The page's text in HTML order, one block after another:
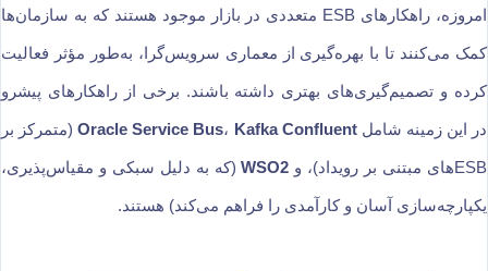
امروزه، راهکارهای ESB متعددی در بازار موجود هستند که به سازمان‌ها
کمک می‌کنند تا با بهره‌گیری از معماری سرویس‌گرا، به‌طور مؤثر فعالیت
کرده و تصمیم‌گیری‌های بهتری داشته باشند. برخی از راهکارهای پیشرو
در این زمینه شامل Oracle Service Bus، Kafka Confluent (متمرکز بر
ESB‌های مبتنی بر رویداد)، و WSO2(که به دلیل سبکی و مقیاس‌پذیری،
یکپارچه‌سازی آسان و کارآمدی را فراهم می‌کند) هستند.